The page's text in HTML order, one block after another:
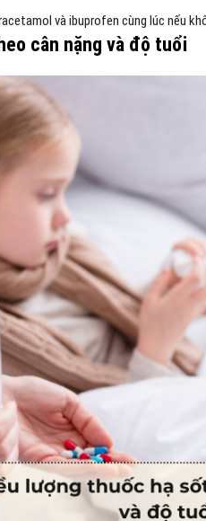
và ibuprofen cùng lúc nếu
cân nặng và độ tuổi